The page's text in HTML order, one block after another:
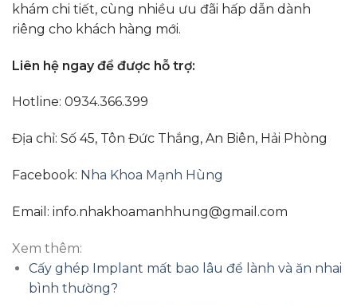
khám chi tiết, cùng nhiều ưu đãi hấp dẫn dành
riêng cho khách hàng mới.
Liên hệ ngay để được hỗ trợ:
Hotline: 0934.366.399
Địa chỉ: Số 45, Tôn Đức Thắng, An Biên, Hải Phòng
Facebook: Nha Khoa Mạnh Hùng
Email: info.nhakhoamanhhung@gmail.com
Xem thêm:
Cấy ghép Implant mất bao lâu để lành và ăn nhai
bình thường?